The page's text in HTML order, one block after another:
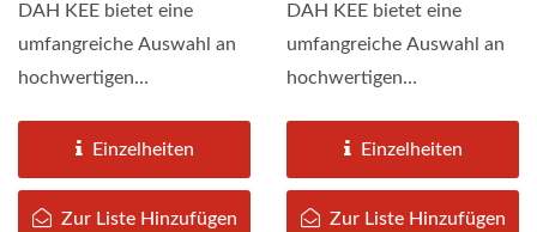
DAH KEE bietet eine
umfangreiche Auswahl an
hochwertigen
gewerbliche 24v-
Starterfahrzeuge....
Einzelheiten
Zur Liste Hinzufügen
DAH KEE bietet eine
umfangreiche Auswahl an
hochwertigen
gewerbliche 24v-
Starterfahrzeuge....
Einzelheiten
Zur Liste Hinzufügen